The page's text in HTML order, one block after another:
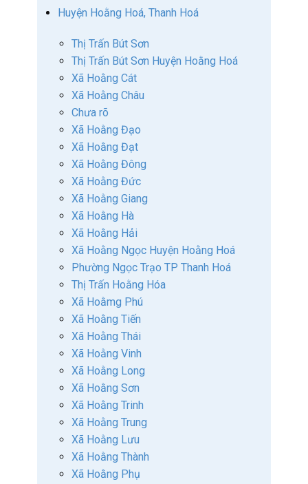
Huyện Hoằng Hoá, Thanh Hoá
Thị Trấn Bút Sơn
Thị Trấn Bút Sơn Huyện Hoằng Hoá
Xã Hoằng Cát
Xã Hoằng Châu
Chưa rõ
Xã Hoằng Đạo
Xã Hoằng Đạt
Xã Hoằng Đông
Xã Hoằng Đức
Xã Hoằng Giang
Xã Hoằng Hà
Xã Hoằng Hải
Xã Hoằng Ngọc Huyện Hoằng Hoá
Phường Ngọc Trạo TP Thanh Hoá
Thị Trấn Hoằng Hóa
Xã Hoằmg Phú
Xã Hoằng Tiến
Xã Hoằng Thái
Xã Hoằng Vinh
Xã Hoằng Long
Xã Hoằng Sơn
Xã Hoằng Trinh
Xã Hoằng Trung
Xã Hoằng Lưu
Xã Hoằng Thành
Xã Hoằng Phụ